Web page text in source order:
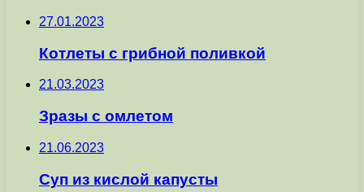
27.01.2023
Котлеты с грибной поливкой
21.03.2023
Зразы с омлетом
21.06.2023
Суп из кислой капусты